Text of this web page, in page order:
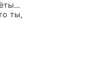
ты,